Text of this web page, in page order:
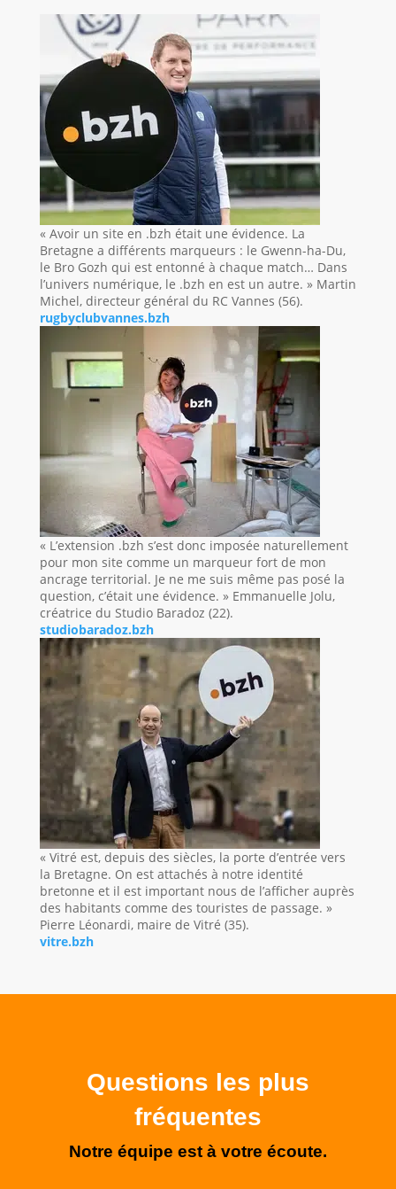
« Avoir un site en .bzh était une évidence. La
Bretagne a différents marqueurs : le Gwenn-ha-Du,
le Bro Gozh qui est entonné à chaque match… Dans
l’univers numérique, le .bzh en est un autre. » Martin
Michel, directeur général du RC Vannes (56).
rugbyclubvannes.bzh
« L’extension .bzh s’est donc imposée naturellement
pour mon site comme un marqueur fort de mon
ancrage territorial. Je ne me suis même pas posé la
question, c’était une évidence. » Emmanuelle Jolu,
créatrice du Studio Baradoz (22).
studiobaradoz.bzh
« Vitré est, depuis des siècles, la porte d’entrée vers
la Bretagne. On est attachés à notre identité
bretonne et il est important nous de l’afficher auprès
des habitants comme des touristes de passage. »
Pierre Léonardi, maire de Vitré (35).
vitre.bzh
Questions les plus
fréquentes
Notre équipe est à votre écoute.